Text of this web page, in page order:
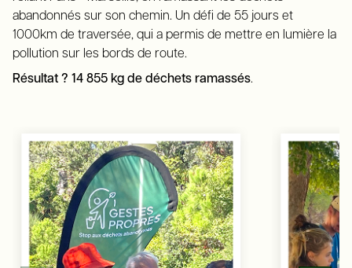
abandonnés sur son chemin. Un défi de 55 jours et
1000km de traversée, qui a permis de mettre en lumière la
pollution sur les bords de route.
Résultat ? 14 855 kg de déchets ramassés.